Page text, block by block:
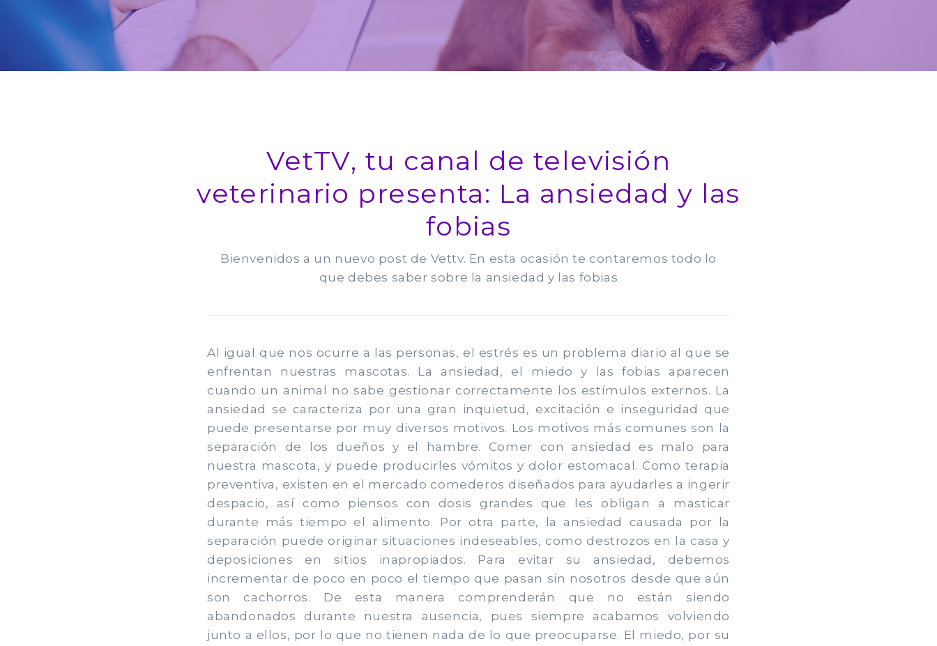
VetTV, tu canal de televisión
veterinario presenta: La ansiedad y las
fobias
Bienvenidos a un nuevo post de Vettv. En esta ocasión te contaremos todo lo
que debes saber sobre la ansiedad y las fobias
Al igual que nos ocurre a las personas, el estrés es un problema diario al que se
enfrentan nuestras mascotas. La ansiedad, el miedo y las fobias aparecen
cuando un animal no sabe gestionar correctamente los estímulos externos. La
ansiedad se caracteriza por una gran inquietud, excitación e inseguridad que
puede presentarse por muy diversos motivos. Los motivos más comunes son la
separación de los dueños y el hambre. Comer con ansiedad es malo para
nuestra mascota, y puede producirles vómitos y dolor estomacal. Como terapia
preventiva, existen en el mercado comederos diseñados para ayudarles a ingerir
despacio, así como piensos con dosis grandes que les obligan a masticar
durante más tiempo el alimento. Por otra parte, la ansiedad causada por la
separación puede originar situaciones indeseables, como destrozos en la casa y
deposiciones en sitios inapropiados. Para evitar su ansiedad, debemos
incrementar de poco en poco el tiempo que pasan sin nosotros desde que aún
son cachorros. De esta manera comprenderán que no están siendo
abandonados durante nuestra ausencia, pues siempre acabamos volviendo
junto a ellos, por lo que no tienen nada de lo que preocuparse. El miedo, por su